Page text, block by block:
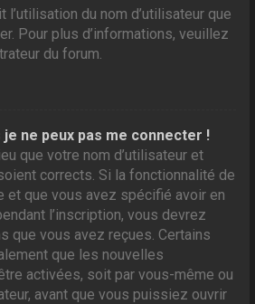
du nom d’utilisateur que
Pour plus d’informations, veuillez
du forum.
ne peux pas me connecter !
que votre nom d’utilisateur et
corrects. Si la fonctionnalité de
et que vous avez spécifié avoir en
l’inscription, vous devrez
que vous avez reçues. Certains
que les nouvelles
activées, soit par vous-même ou
avant que vous puissiez ouvrir